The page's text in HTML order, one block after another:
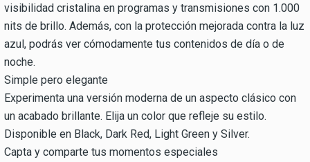
visibilidad cristalina en programas y transmisiones con 1.000
nits de brillo. Además, con la protección mejorada contra la luz
azul, podrás ver cómodamente tus contenidos de día o de
noche.
Simple pero elegante
Experimenta una versión moderna de un aspecto clásico con
un acabado brillante. Elija un color que refleje su estilo.
Disponible en Black, Dark Red, Light Green y Silver.
Capta y comparte tus momentos especiales